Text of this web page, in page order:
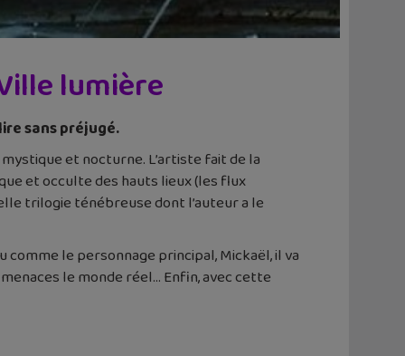
lumière
sans préjugé.
et nocturne. L’artiste fait de la
et occulte des hauts lieux (les flux
trilogie ténébreuse dont l’auteur a le
le personnage principal, Mickaël, il va
le monde réel… Enfin, avec cette